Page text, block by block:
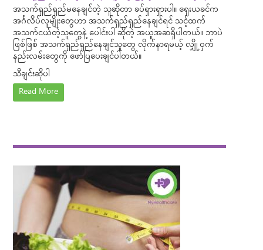
အသက်ရှည်ရှည်မနေချင်တဲ့ သူဆိုတာ ခပ်ရှားရှားပါ။ ရှေးယခင်က
အင်္ဂလိပ်လူမျိုးတွေဟာ အသက်ရှည်ရှည်နေချင်ရင် သင့်ထက်
အသက်ငယ်တဲ့သူတွေနဲ့ ပေါင်းပါ ဆိုတဲ့ အယူအဆရှိပါတယ်။ ဘာပဲ
ဖြစ်ဖြစ် အသက်ရှည်ရှည်နေချင်သူတွေ လိုက်နာရမယ့် လျှို့ဝှက်
နည်းလမ်းတွေကို ဖော်ပြပေးချင်ပါတယ်။
သီချင်းဆိုပါ
Read More